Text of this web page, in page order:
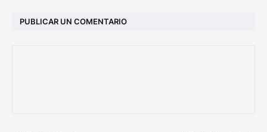
PUBLICAR UN COMENTARIO